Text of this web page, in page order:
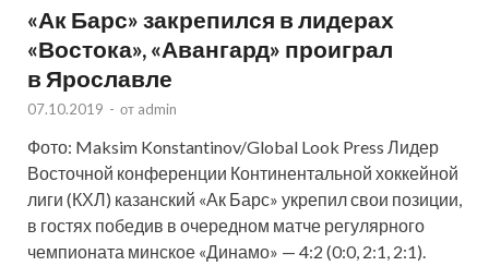
«Ак Барс» закрепился в лидерах
«Востока», «Авангард» проиграл
в Ярославле
07.10.2019 - от admin
Фото: Maksim Konstantinov/Global Look Press Лидер
Восточной конференции Континентальной хоккейной
лиги (КХЛ) казанский «Ак Барс» укрепил свои позиции,
в гостях победив в очередном матче регулярного
чемпионата минское «Динамо» — 4:2 (0:0, 2:1, 2:1).